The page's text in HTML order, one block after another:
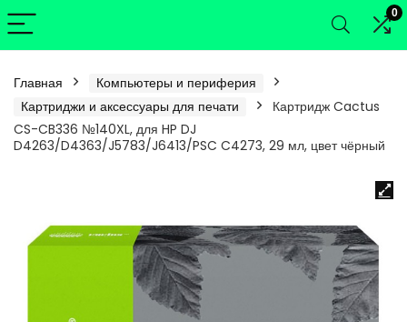
0
Главная
Компьютеры и периферия
Картриджи и аксессуары для печати
Картридж Cactus
CS-CB336 №140XL, для HP DJ
D4263/D4363/J5783/J6413/PSC C4273, 29 мл, цвет чёрный